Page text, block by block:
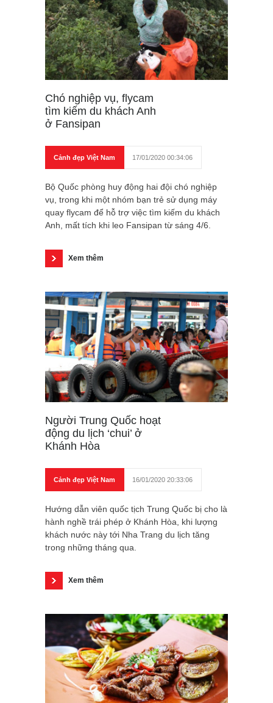
Chó nghiệp vụ, flycam
tìm kiếm du khách Anh
ở Fansipan
Cảnh đẹp Việt Nam 17/01/2020 00:34:06
Bộ Quốc phòng huy động hai đội chó nghiệp
vụ, trong khi một nhóm bạn trẻ sử dụng máy
quay flycam để hỗ trợ việc tìm kiếm du khách
Anh, mất tích khi leo Fansipan từ sáng 4/6.
Xem thêm
Người Trung Quốc hoạt
động du lịch ‘chui’ ở
Khánh Hòa
Cảnh đẹp Việt Nam 16/01/2020 20:33:06
Hướng dẫn viên quốc tịch Trung Quốc bị cho là
hành nghề trái phép ở Khánh Hòa, khi lượng
khách nước này tới Nha Trang du lịch tăng
trong những tháng qua.
Xem thêm